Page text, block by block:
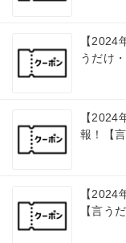
【2024
うだけ
【2024
報！【
【2024
【言う